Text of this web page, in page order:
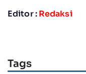
Editor :Redaksi
Tags